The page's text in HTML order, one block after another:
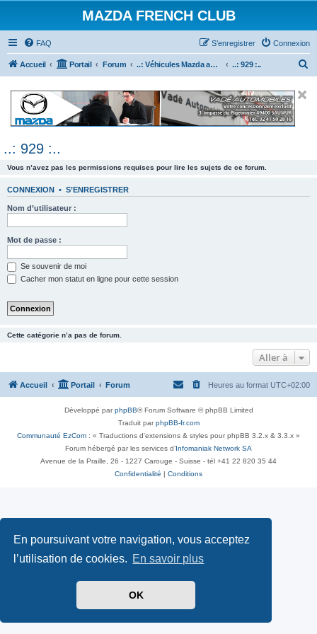
En poursuivant votre navigation, vous acceptez
l’utilisation de cookies. En savoir plus
OK
MAZDA FRENCH CLUB
FAQ Connexion
S’enregistrer
Accueil Portail Forum ..: Véhicules Mazda ancien (<2003) :.. ..: 929 :..
e
..: 929 :..
Vous n’avez pas les permissions requises pour lire les sujets de ce forum.
CONNEXION • S’ENREGISTRER
Nom d’utilisateur :
Mot de passe :
Se souvenir de moi
Cacher mon statut en ligne pour cette session
Cette catégorie n’a pas de forum.
Aller à
Accueil Portail Forum Heures au format UTC+02:00
Développé parphpBB® Forum Software © phpBB Limited
Traduit parphpBB-fr.com
Communauté EzCom : « Traductions d'extensions & styles pour phpBB 3.2.x & 3.3.x »
Forum hébergé par les services d’ Infomaniak Network SA
Avenue de la Praille, 26 - 1227 Carouge - Suisse - tél +41 22 820 35 44
Confidentialité
Conditions